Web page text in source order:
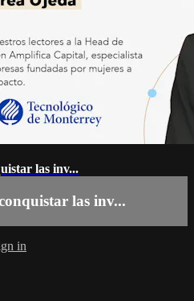
las inv...
las inv...
in